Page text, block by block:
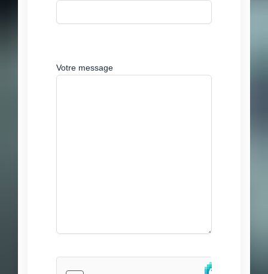
Votre message